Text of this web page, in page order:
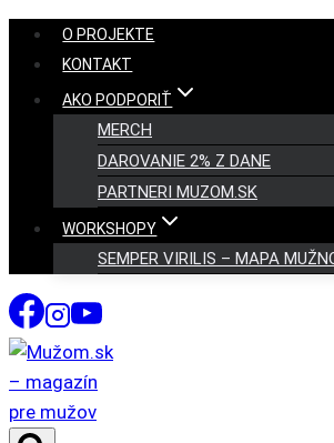
Skip
content
O PROJEKTE
KONTAKT
AKO PODPORIŤ
MERCH
DAROVANIE 2% Z DANE
PARTNERI MUZOM.SK
WORKSHOPY
SEMPER VIRILIS – MAPA